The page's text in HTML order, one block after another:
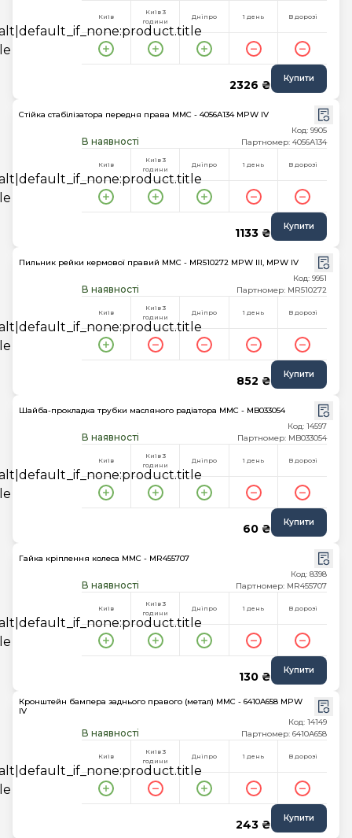
Київ
Київ 3
години
Дніпро 1 день В дорозі
2326 ₴ Купити
Стійка стабілізатора передня права MMC - 4056A134 MPW IV
В наявності
Код: 9905
Партномер: 4056A134
Київ
Київ 3
години
Дніпро 1 день В дорозі
1133 ₴ Купити
Пильник рейки кермової правий MMC - MR510272 MPW III, MPW IV
В наявності
Код: 9951
Партномер: MR510272
Київ
Київ 3
години
Дніпро 1 день В дорозі
852 ₴ Купити
Шайба-прокладка трубки масляного радіатора MMC - MB033054
В наявності
Код: 14597
Партномер: MB033054
Київ
Київ 3
години
Дніпро 1 день В дорозі
60 ₴ Купити
Гайка кріплення колеса MMC - MR455707
В наявності
Код: 8398
Партномер: MR455707
Київ
Київ 3
години
Дніпро 1 день В дорозі
130 ₴ Купити
Кронштейн бампера заднього правого (метал) MMC - 6410A658 MPW
IV
В наявності
Код: 14149
Партномер: 6410A658
Київ
Київ 3
години
Дніпро 1 день В дорозі
243 ₴ Купити